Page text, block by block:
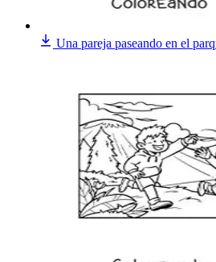
Una pareja paseando en el